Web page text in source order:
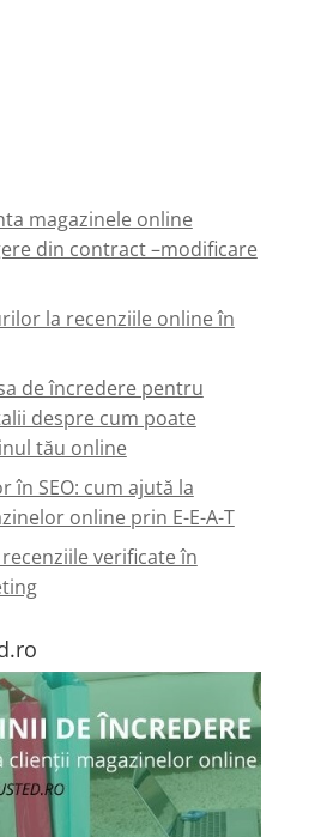
magazinele online
din contract –modificare
la recenziile online în
de încredere pentru
despre cum poate
tău online
în SEO: cum ajută la
online prin E-E-A-T
verificate în